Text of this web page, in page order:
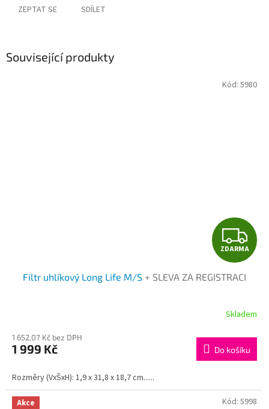
ZEPTAT SE SDÍLET
Související produkty
Z
D
R
M
A
ZDARMA
Filtr uhlíkový Long Life M/S + SLEVA ZA REGISTRACI
Skladem
1 652,07 Kč bez DPH
1 999 Kč Do košíku
Rozměry (VxŠxH): 1,9 x 31,8 x 18,7 cm......
Kód: 5980
Akce
Kód: 5998